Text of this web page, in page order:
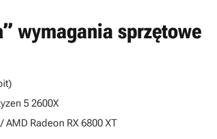
wymagania sprzętowe
5 2600X
AMD Radeon RX 6800 XT